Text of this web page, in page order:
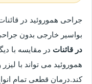
جراحی هموروئید در
بواسیر خارجی بدون
در قائنات در مقایسه با
هموروئید می تواند با
کند.درمان قطعی تمام